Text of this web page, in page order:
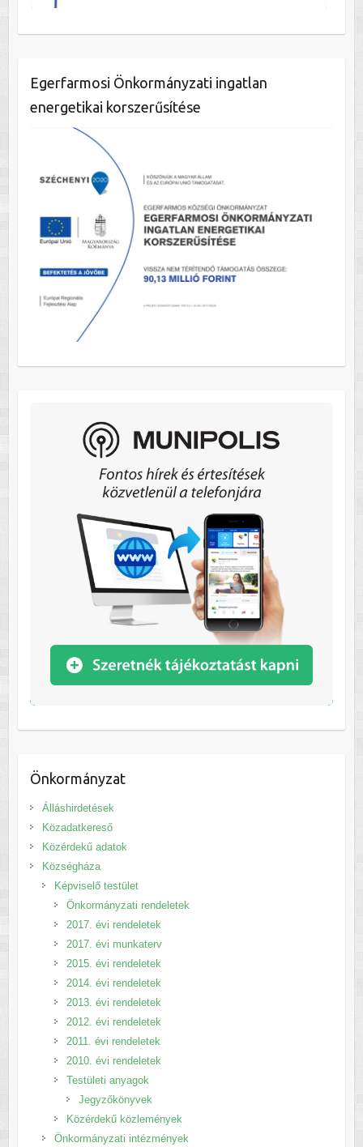
Egerfarmosi Önkormányzati ingatlan
energetikai korszerűsítése
Önkormányzat
Álláshirdetések
Közadatkereső
Közérdekű adatok
Községháza
Képviselő testület
Önkormányzati rendeletek
2017. évi rendeletek
2017. évi munkaterv
2015. évi rendeletek
2014. évi rendeletek
2013. évi rendeletek
2012. évi rendeletek
2011. évi rendeletek
2010. évi rendeletek
Testületi anyagok
Jegyzőkönyvek
Közérdekű közlemények
Önkormányzati intézmények